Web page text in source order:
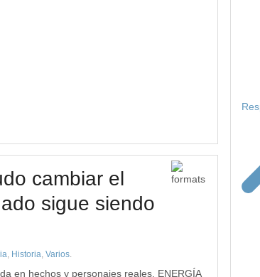
cambiar el
sigue siendo
, Historia, Varios.
en hechos y personajes reales. ENERGÍA